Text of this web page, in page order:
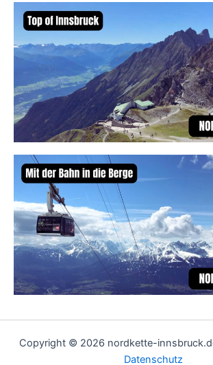
Copyright © 2026 nordkette-
Datenschutz